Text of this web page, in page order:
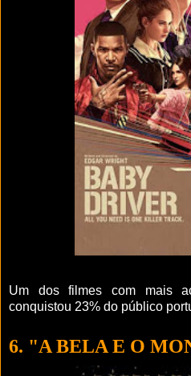
Um dos filmes com mais
conquistou 23% do público
6. "A BELA E O